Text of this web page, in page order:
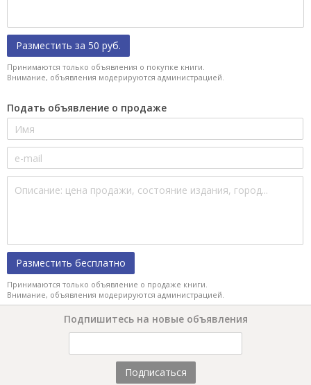
Разместить за 50 руб.
Принимаются только объявления о покупке книги.
Внимание, объявления модерируются администрацией.
Подать объявление о продаже
Разместить бесплатно
Принимаются только объявление о продаже книги.
Внимание, объявления модерируются администрацией.
Подпишитесь на новые объявления
Подписаться